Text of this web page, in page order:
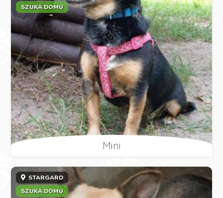
SZUKA DOMU
Mini
STARGARD
SZUKA DOMU